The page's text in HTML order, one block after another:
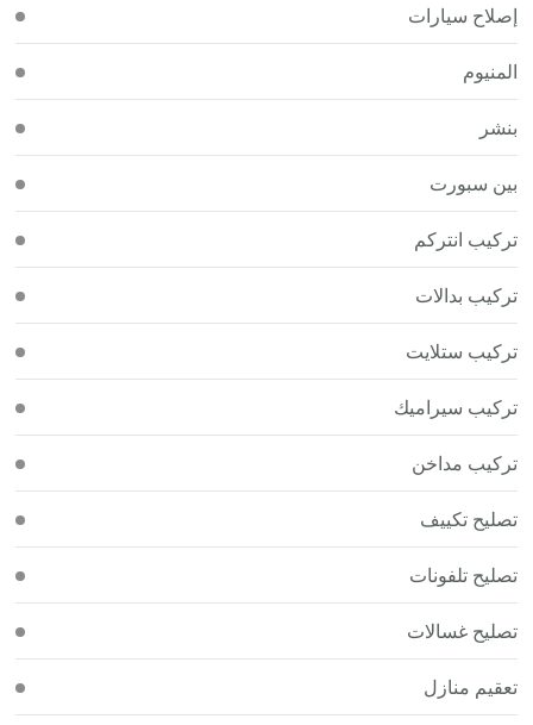
إصلاح سيارات
المنيوم
بنشر
بين سبورت
تركيب انتركم
تركيب بدالات
تركيب ستلايت
تركيب سيراميك
تركيب مداخن
تصليح تكييف
تصليح تلفونات
تصليح غسالات
تعقيم منازل